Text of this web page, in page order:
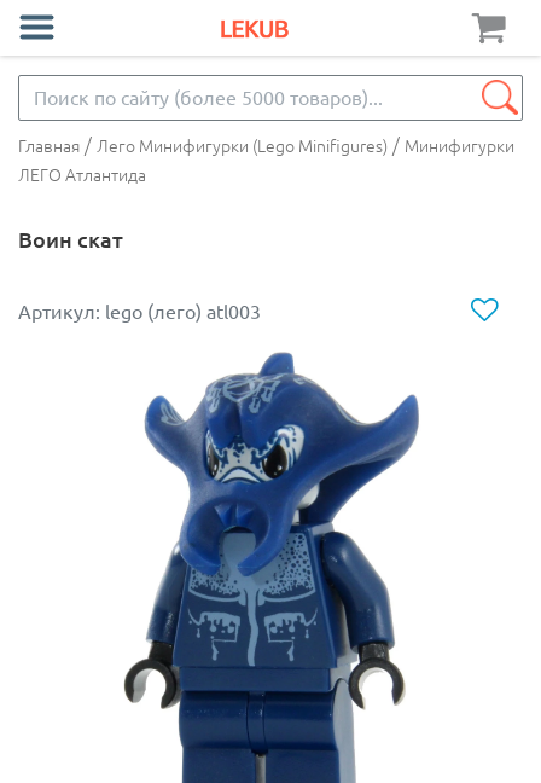
Главная / Лего Минифигурки (Lego Minifigures) / Минифигурки
ЛЕГО Атлантида
Воин скат
Артикул: lego (лего) atl003